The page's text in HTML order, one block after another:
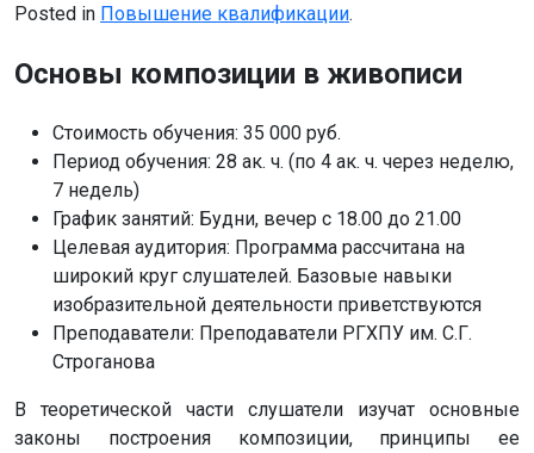
Posted in Повышение квалификации.
Основы композиции в живописи
Стоимость обучения: 35 000 руб.
Период обучения: 28 ак. ч. (по 4 ак. ч. через неделю,
7 недель)
График занятий: Будни, вечер с 18.00 до 21.00
Целевая аудитория: Программа рассчитана на
широкий круг слушателей. Базовые навыки
изобразительной деятельности приветствуются
Преподаватели: Преподаватели РГХПУ им. С.Г.
Строганова
В теоретической части слушатели изучат основные
законы построения композиции, принципы ее